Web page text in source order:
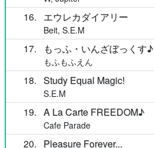
16 エウレカダイアリー
Beit, S.E.M
17 もっふ・いんざぼっくす♪
もふもふえん
18 Study Equal Magic!
S.E.M
19 A La Carte FREEDOM♪
Cafe Parade
20 Pleasure Forever...